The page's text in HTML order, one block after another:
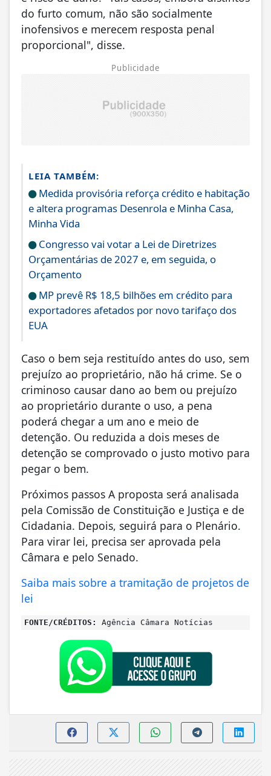
do furto comum, não são socialmente
inofensivos e merecem resposta penal
proporcional", disse.
Publicidade
LEIA TAMBÉM:
Medida provisória reforça crédito e habitação
e altera programas Desenrola e Minha Casa,
Minha Vida
Congresso vai votar a Lei de Diretrizes
Orçamentárias de 2027 e, em seguida, o
Orçamento
MP prevê R$ 18,5 bilhões em crédito para
exportadores afetados por novo tarifaço dos
EUA
Caso o bem seja restituído antes do uso, sem
prejuízo ao proprietário, não há crime. Se o
criminoso causar dano ao bem ou prejuízo
ao proprietário durante o uso, a pena
poderá chegar a um ano e meio de
detenção. Ou reduzida a dois meses de
detenção se comprovado o justo motivo para
pegar o bem.
Próximos passos A proposta será analisada
pela Comissão de Constituição e Justiça e de
Cidadania. Depois, seguirá para o Plenário.
Para virar lei, precisa ser aprovada pela
Câmara e pelo Senado.
Saiba mais sobre a tramitação de projetos de
lei
FONTE/CRÉDITOS: Agência Câmara Notícias